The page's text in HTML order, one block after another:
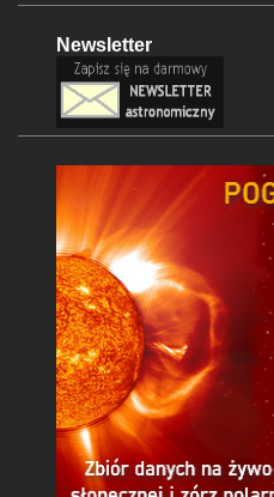
Newsletter